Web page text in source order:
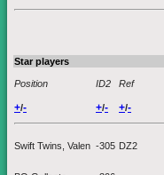
Star players
Position ID2 Ref
+/- +/- +/-
Swift Twins, Valen -305 DZ2